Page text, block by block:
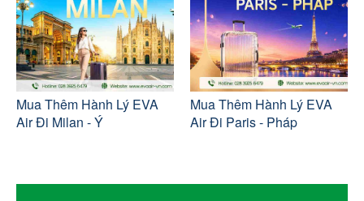
Mua Thêm Hành Lý EVA
Air Đi Milan - Ý
Mua Thêm Hành Lý EVA
Air Đi Paris - Pháp